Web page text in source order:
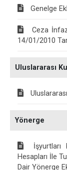
Genelge
Ceza
14/01/2010
Uluslararası
Yönerge
İşyurtları
Hesapları İle
Dair Yönerge